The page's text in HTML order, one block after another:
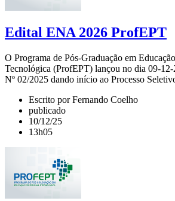
Edital ENA 2026 ProfEPT
O Programa de Pós-Graduação em
Tecnológica (ProfEPT) lançou no dia 09-
Nº 02/2025 dando início ao Processo
Escrito por Fernando Coelho
publicado
10/12/25
13h05